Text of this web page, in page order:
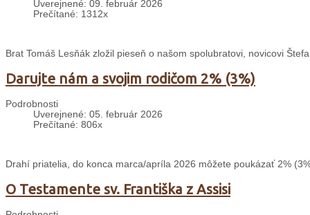
Uverejnené: 09. február 2026
Prečítané: 1312x
Brat Tomáš Lesňák zložil pieseň o našom spolubratovi, novicovi
Darujte nám a svojim rodičom 2% (3%)
Podrobnosti
Uverejnené: 05. február 2026
Prečítané: 806x
Drahí priatelia, do konca marca/apríla 2026 môžete poukázať 2%
O Testamente sv. Františka z Assisi